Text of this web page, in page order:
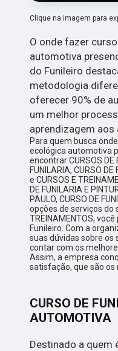
Clique na imagem para
O onde fazer
automotiva
do Funileiro
metodologia
oferecer 90% de
um melhor
aprendizagem aos
Para quem busca
ecológica automotiva
encontrar CURSOS DE
FUNILARIA, CURSO
e CURSOS E
DE FUNILARIA E
PAULO, CURSO DE
opções de serviços do
TREINAMENTOS,
Funileiro. Com a
suas dúvidas sobre os
contar com os
Assim, a empresa
satisfação, que são os
CURSO DE
AUTOMOTIVA
Destinado a quem